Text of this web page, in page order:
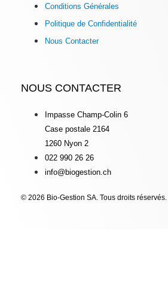
Conditions Générales
Politique de Confidentialité
Nous Contacter
NOUS CONTACTER
Impasse Champ-Colin 6
Case postale 2164
1260 Nyon 2
022 990 26 26
info@biogestion.ch
© 2026 Bio-Gestion SA. Tous droits réservés.